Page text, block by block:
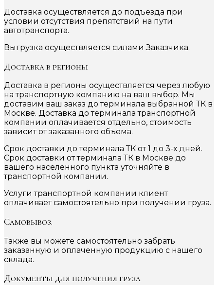
Доставка осуществляется до подъезда при
условии отсутствия препятствий на пути
автотранспорта.
Выгрузка осуществляется силами Заказчика.
Доставка в регионы
Доставка в регионы осуществляется через любую
на транспортную компанию на ваш выбор. Мы
доставим ваш заказ до терминала выбранной ТК в
Москве. Доставка до терминала транспортной
компании оплачивается отдельно, стоимость
зависит от заказанного объема.
Срок доставки до терминала ТК от 1 до 3-х дней.
Срок доставки от терминала ТК в Москве до
вашего населенного пункта уточняйте в
транспортной компании.
Услуги транспортной компании клиент
оплачивает самостоятельно при получении груза.
Самовывоз.
Также вы можете самостоятельно забрать
заказанную и оплаченную продукцию с нашего
склада.
Документы для получения груза